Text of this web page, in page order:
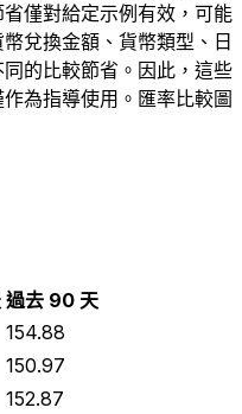
僅對給定示例有效，可能
兌換金額、貨幣類型、日
的比較節省。因此，這些
為指導使用。匯率比較圖
過去 90 天
154.88
150.97
152.87